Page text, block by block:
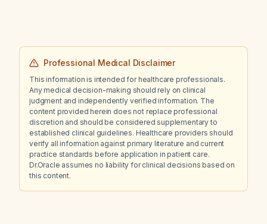
Professional Medical Disclaimer
This information is intended for healthcare professionals.
Any medical decision-making should rely on clinical
judgment and independently verified information. The
content provided herein does not replace professional
discretion and should be considered supplementary to
established clinical guidelines. Healthcare providers should
verify all information against primary literature and current
practice standards before application in patient care.
Dr.Oracle assumes no liability for clinical decisions based on
this content.